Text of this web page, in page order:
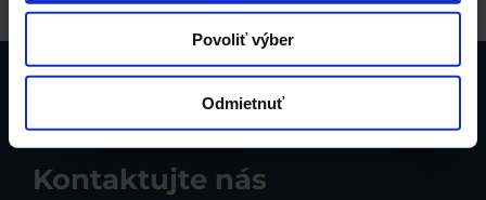
Povoliť výber
Odmietnuť
Kontaktujte nás